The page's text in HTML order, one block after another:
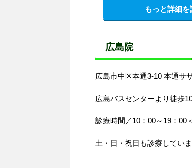
もっと詳細を
広島院
広島市中区本通3-10 本通サ
広島バスセンターより徒歩
診療時間／10：00～19：00
土・日・祝日も診療してい